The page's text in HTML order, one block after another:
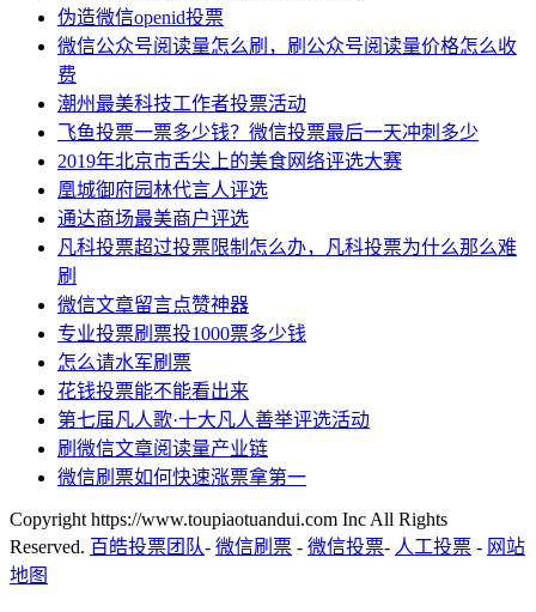
伪造微信openid投票
微信公众号阅读量怎么刷，刷公众号阅读量价格怎么收
费
潮州最美科技工作者投票活动
飞鱼投票一票多少钱？微信投票最后一天冲刺多少
2019年北京市舌尖上的美食网络评选大赛
凰城御府园林代言人评选
通达商场最美商户评选
凡科投票超过投票限制怎么办，凡科投票为什么那么难
刷
微信文章留言点赞神器
专业投票刷票投1000票多少钱
怎么请水军刷票
花钱投票能不能看出来
第七届凡人歌·十大凡人善举评选活动
刷微信文章阅读量产业链
微信刷票如何快速涨票拿第一
Copyright https://www.toupiaotuandui.com Inc All Rights
Reserved. 百皓投票团队- 微信刷票 - 微信投票- 人工投票 - 网站
地图